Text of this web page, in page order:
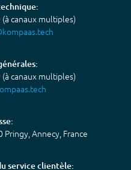
canaux multiples)
canaux multiples)
Annecy, France
service clientèle: